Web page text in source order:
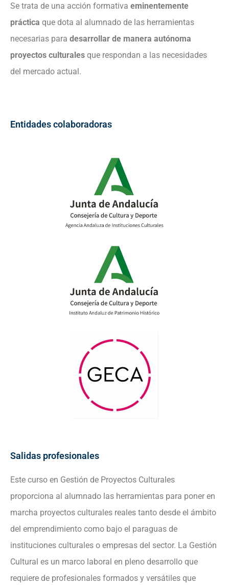
Se trata de una acción formativa eminentemente
práctica que dota al alumnado de las herramientas
necesarias para desarrollar de manera autónoma
proyectos culturales que respondan a las necesidades
del mercado actual.
Entidades colaboradoras
Salidas profesionales
Este curso en Gestión de Proyectos Culturales
proporciona al alumnado las herramientas para poner en
marcha proyectos culturales reales tanto desde el ámbito
del emprendimiento como bajo el paraguas de
instituciones culturales o empresas del sector. La Gestión
Cultural es un marco laboral en pleno desarrollo que
requiere de profesionales formados y versátiles que